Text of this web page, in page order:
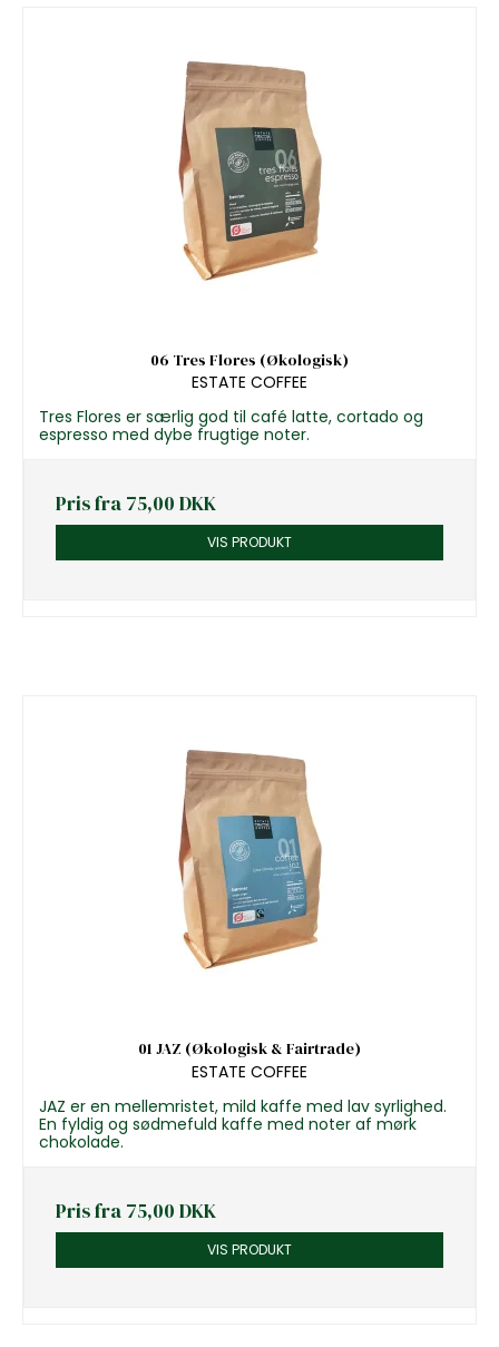
06 Tres Flores (Økologisk)
ESTATE COFFEE
Tres Flores er særlig god til café latte, cortado og
espresso med dybe frugtige noter.
Pris fra 75,00 DKK
VIS PRODUKT
01 JAZ (Økologisk & Fairtrade)
ESTATE COFFEE
JAZ er en mellemristet, mild kaffe med lav syrlighed.
En fyldig og sødmefuld kaffe med noter af mørk
chokolade.
Pris fra 75,00 DKK
VIS PRODUKT